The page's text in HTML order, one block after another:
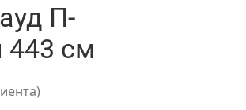
П-
443 см